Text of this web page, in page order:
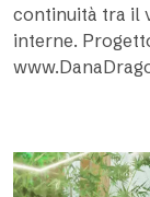
continuità tra il
interne.